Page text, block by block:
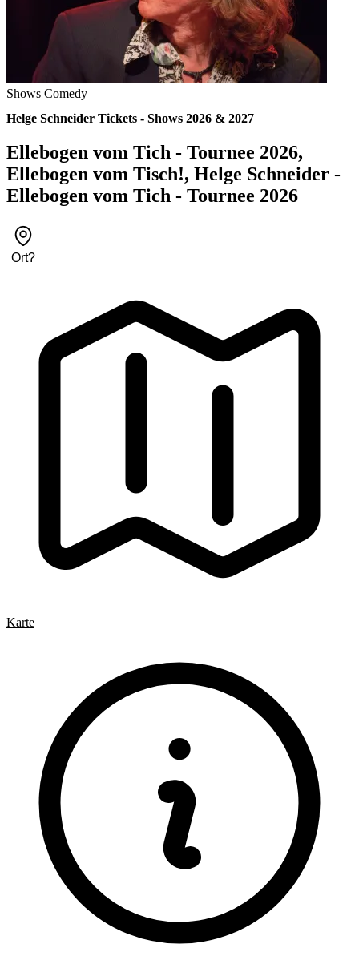
Shows Comedy
Helge Schneider Tickets - Shows 2026 & 2027
Ellebogen vom Tich - Tournee 2026,
Ellebogen vom Tisch!, Helge Schneider -
Ellebogen vom Tich - Tournee 2026
Ort?
Karte